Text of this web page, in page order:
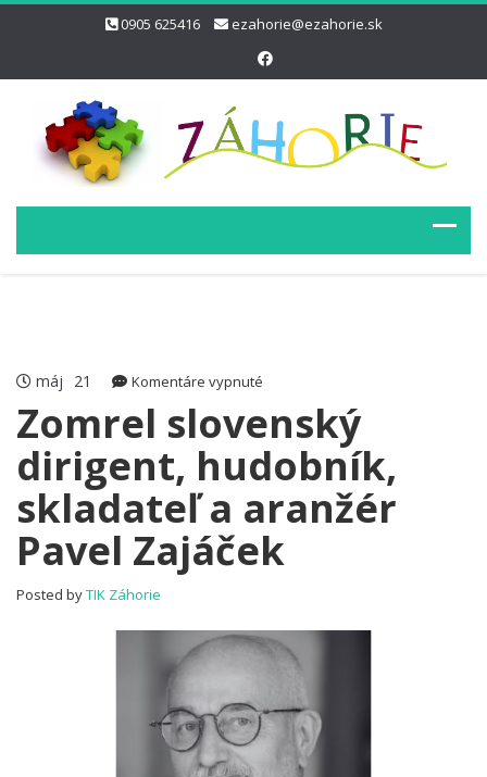
0905 625416 ezahorie@ezahorie.sk
máj 21 Komentáre vypnuté
slovenský
dirigent,
hudobník,
aranžér
Pavel
Zomrel slovenský
dirigent, hudobník,
skladateľ a aranžér
Pavel Zajáček
Posted byTIK Záhorie